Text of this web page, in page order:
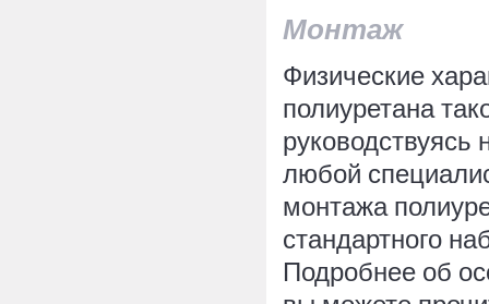
Монтаж
Физические
полиуретана
любой
монтажа
стандартного
Подробнее об